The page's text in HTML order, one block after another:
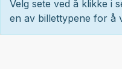
Velg sete ved å klikke i
en av billettypene for å